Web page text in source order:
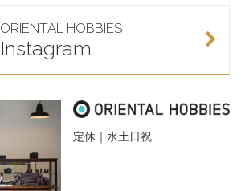
ORIENTAL HOBBIES
Instagram
定休｜水土日祝